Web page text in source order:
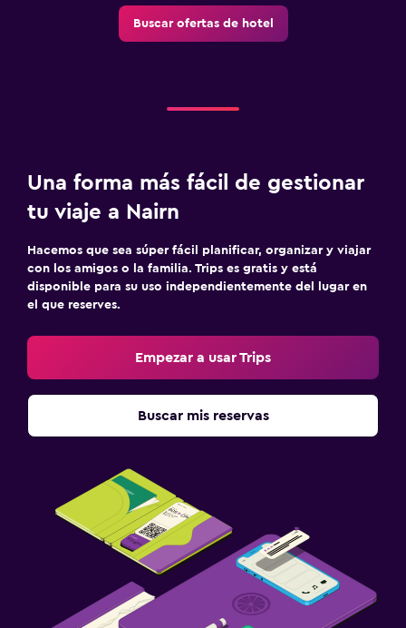
Buscar ofertas de hotel
Una forma más fácil de gestionar
tu viaje a Nairn
Hacemos que sea súper fácil planificar, organizar y viajar
con los amigos o la familia. Trips es gratis y está
disponible para su uso independientemente del lugar en
el que reserves.
Empezar a usar Trips
Buscar mis reservas